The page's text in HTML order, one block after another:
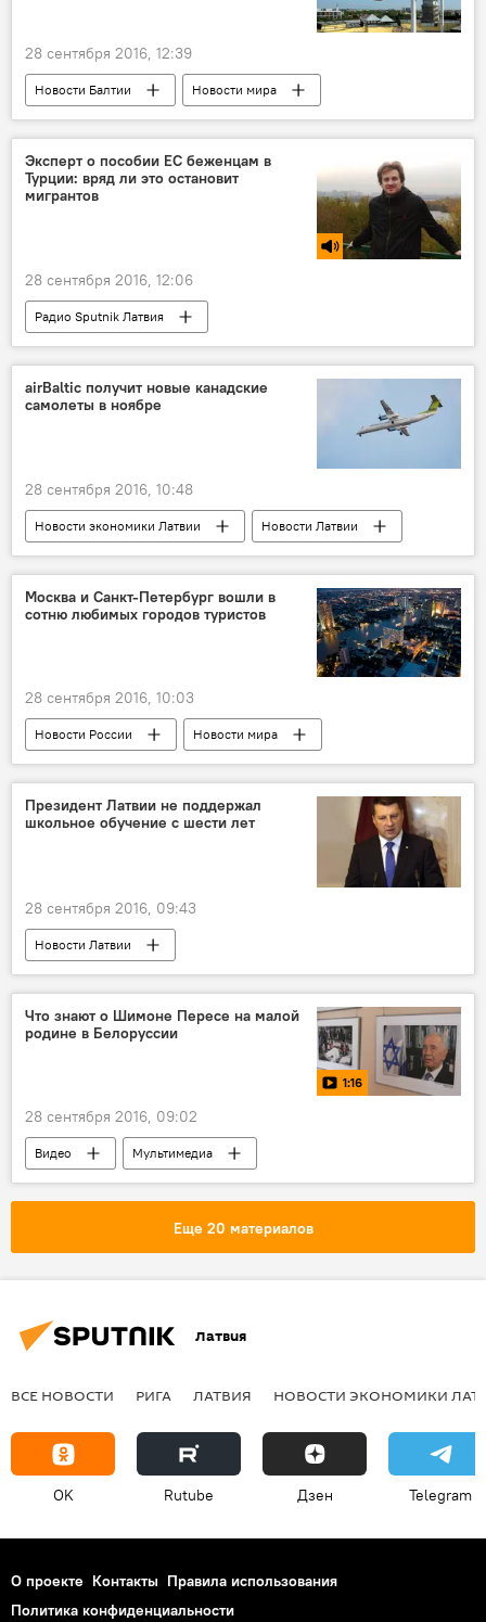
28 сентября 2016, 12:39
Новости Балтии
Новости мира
Новости экономики Латвии
Новости Латвии
Латвия в мировых рейтингах
Эксперт о пособии ЕС беженцам в
Турции: вряд ли это остановит
мигрантов
28 сентября 2016, 12:06
Радио Sputnik Латвия
Беженцы в Латвии и ЕС
airBaltic получит новые канадские
самолеты в ноябре
28 сентября 2016, 10:48
Новости экономики Латвии
Новости Латвии
airBaltic
Москва и Санкт-Петербург вошли в
сотню любимых городов туристов
28 сентября 2016, 10:03
Новости России Новости мира
Президент Латвии не поддержал
школьное обучение с шести лет
28 сентября 2016, 09:43
Новости Латвии
Что знают о Шимоне Пересе на малой
родине в Белоруссии
1:16
28 сентября 2016, 09:02
Видео Мультимедиа
Еще 20 материалов
Латвия
ВСЕ НОВОСТИ РИГА ЛАТВИЯ НОВОСТИ ЭКОНОМИКИ
OK Rutube Дзен Telegram
О проекте Контакты Правила использования
Политика конфиденциальности